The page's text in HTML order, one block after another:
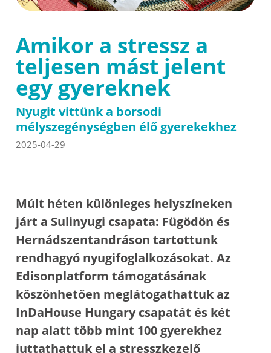
Amikor a stressz a
teljesen mást jelent
egy gyereknek
Nyugit vittünk a borsodi
mélyszegénységben élő gyerekekhez
2025-04-29
Múlt héten különleges helyszíneken
járt a Sulinyugi csapata: Fügödön és
Hernádszentandráson tartottunk
rendhagyó nyugifoglalkozásokat. Az
Edisonplatform támogatásának
köszönhetően meglátogathattuk az
InDaHouse Hungary csapatát és két
nap alatt több mint 100 gyerekhez
juttathattuk el a stresszkezelő